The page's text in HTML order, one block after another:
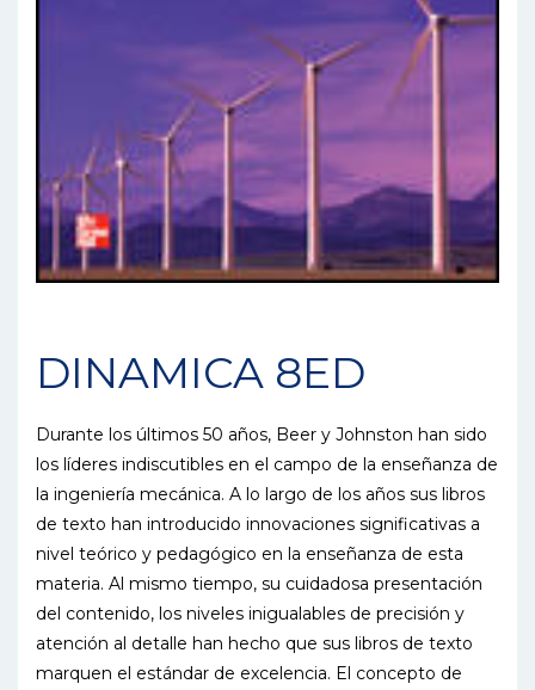
DINAMICA 8ED
Durante los últimos 50 años, Beer y Johnston han sido
los líderes indiscutibles en el campo de la enseñanza de
la ingeniería mecánica. A lo largo de los años sus libros
de texto han introducido innovaciones significativas a
nivel teórico y pedagógico en la enseñanza de esta
materia. Al mismo tiempo, su cuidadosa presentación
del contenido, los niveles inigualables de precisión y
atención al detalle han hecho que sus libros de texto
marquen el estándar de excelencia. El concepto de